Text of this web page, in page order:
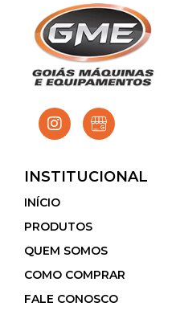
INSTITUCIONAL
INÍCIO
PRODUTOS
QUEM SOMOS
COMO COMPRAR
FALE CONOSCO